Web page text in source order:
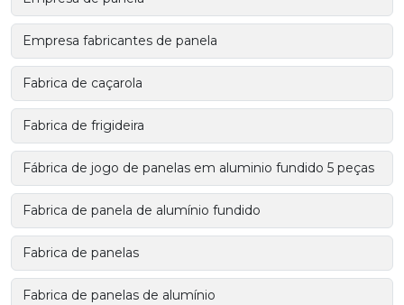
Empresa fabricantes de panela
Fabrica de caçarola
Fabrica de frigideira
Fábrica de jogo de panelas em aluminio fundido 5 peças
Fabrica de panela de alumínio fundido
Fabrica de panelas
Fabrica de panelas de alumínio